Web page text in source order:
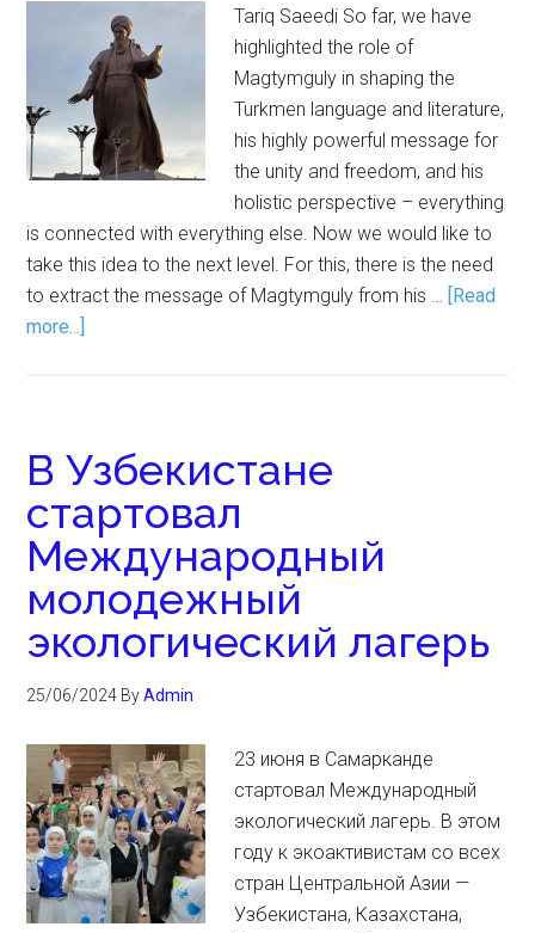
Tariq Saeedi So far, we have
highlighted the role of
Magtymguly in shaping the
Turkmen language and literature,
his highly powerful message for
the unity and freedom, and his
holistic perspective – everything
is connected with everything else. Now we would like to
take this idea to the next level. For this, there is the need
to extract the message of Magtymguly from his … [Read
more...]
В Узбекистане
стартовал
Международный
молодежный
экологический лагерь
25/06/2024 ByAdmin
23 июня в Самарканде
стартовал Международный
экологический лагерь. В этом
году к экоактивистам со всех
стран Центральной Азии —
Узбекистана, Казахстана,